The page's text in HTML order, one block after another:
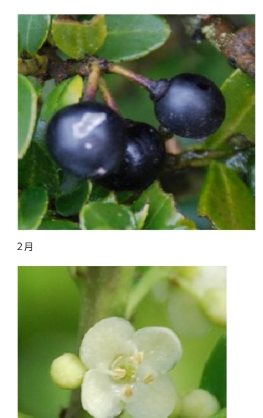
2月